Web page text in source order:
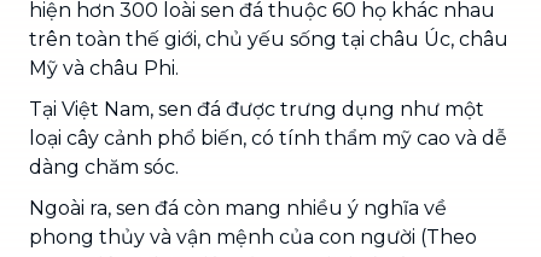
hiện hơn 300 loài sen đá thuộc 60 họ khác nhau
trên toàn thế giới, chủ yếu sống tại châu Úc, châu
Mỹ và châu Phi.
Tại Việt Nam, sen đá được trưng dụng như một
loại cây cảnh phổ biến, có tính thẩm mỹ cao và dễ
dàng chăm sóc.
Ngoài ra, sen đá còn mang nhiều ý nghĩa về
phong thủy và vận mệnh của con người (Theo